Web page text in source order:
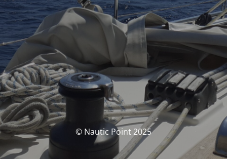
© Nautic Point 2025